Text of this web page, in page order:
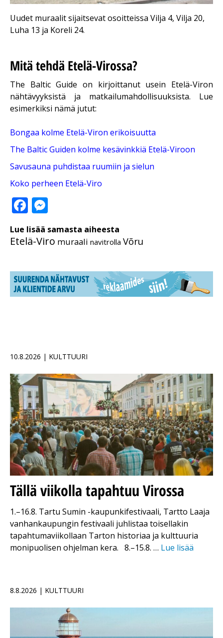
Uudet muraalit sijaitsevat osoitteissa Vilja 4, Vilja 20,
Luha 13 ja Koreli 24.
Mitä tehdä Etelä-Virossa?
The Baltic Guide on kirjoittanut usein Etelä-Viron
nähtävyyksistä ja matkailumahdollisuuksista. Lue
esimerkiksi nämä jutut:
Bongaa kolme Etelä-Viron erikoisuutta
The Baltic Guiden kolme kesävinkkiä Etelä-Viroon
Savusauna puhdistaa ruumiin ja sielun
Koko perheen Etelä-Viro
Facebook
Lue lisää samasta aiheesta
Etelä-Viro muraali navitrolla Võru
10.8.2026 | KULTTUURI
Tällä viikolla tapahtuu Virossa
1.–16.8. Tartu Sumin -kaupunkifestivaali, Tartto Laaja
vanhankaupungin festivaali juhlistaa toisellakin
tapahtumaviikollaan Tarton historiaa ja kulttuuria
monipuolisen ohjelman kera. 8.–15.8. … Lue lisää
8.8.2026 | KULTTUURI